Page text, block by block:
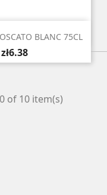
view
BLANC 75CL
zł6.38
of 10 item(s)